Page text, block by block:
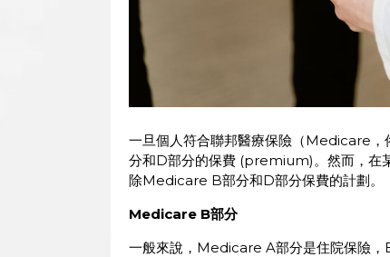
一旦個人符合聯邦醫療保險（Medicare
分和D部分的保費 (premium)。然而，在
除Medicare B部分和D部分保費的計劃。
Medicare B部分
一般來說，Medicare A部分是住院保險，